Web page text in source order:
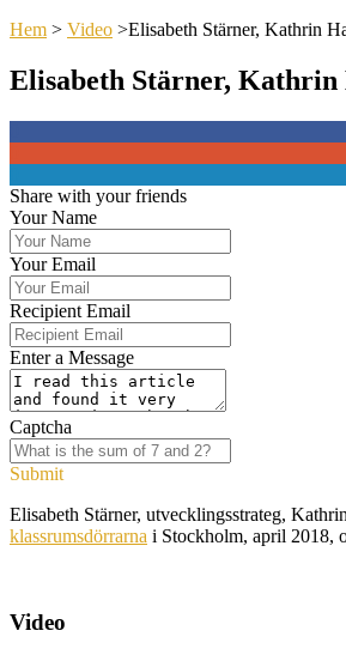
Hem > Video >Elisabeth Stärner, Kathrin
Elisabeth Stärner, Kathrin
Share with your friends
Your Name
Your Email
Recipient Email
Enter a Message
Captcha
Submit
Elisabeth Stärner, utvecklingsstrateg,
klassrumsdörrarna i Stockholm, april 2018,
Video